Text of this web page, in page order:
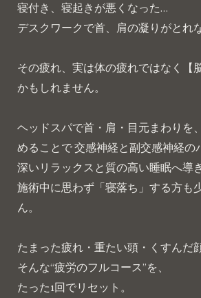
寝付き、寝起きが悪くなった…
デスクワークで首、肩の凝りがとれ
その疲れ、実は体の疲れではなく【
かもしれません。
ヘッドスパで首・肩・目元まわりを
めることで 交感神経と副交感神経の
深いリラックスと質の高い睡眠へ導
施術中に思わず「寝落ち」する方も
ん。
たまった疲れ・重たい頭・くすんだ
そんな“疲労のフルコース”を、
たった1回でリセット。